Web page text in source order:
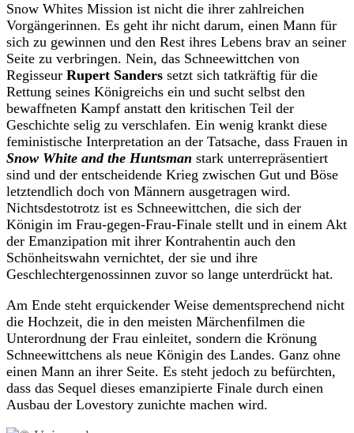
Snow Whites Mission ist nicht die ihrer zahlreichen
Vorgängerinnen. Es geht ihr nicht darum, einen Mann für
sich zu gewinnen und den Rest ihres Lebens brav an seiner
Seite zu verbringen. Nein, das Schneewittchen von
Regisseur Rupert Sanders setzt sich tatkräftig für die
Rettung seines Königreichs ein und sucht selbst den
bewaffneten Kampf anstatt den kritischen Teil der
Geschichte selig zu verschlafen. Ein wenig krankt diese
feministische Interpretation an der Tatsache, dass Frauen in
Snow White and the Huntsman stark unterrepräsentiert
sind und der entscheidende Krieg zwischen Gut und Böse
letztendlich doch von Männern ausgetragen wird.
Nichtsdestotrotz ist es Schneewittchen, die sich der
Königin im Frau-gegen-Frau-Finale stellt und in einem Akt
der Emanzipation mit ihrer Kontrahentin auch den
Schönheitswahn vernichtet, der sie und ihre
Geschlechtergenossinnen zuvor so lange unterdrückt hat.
Am Ende steht erquickender Weise dementsprechend nicht
die Hochzeit, die in den meisten Märchenfilmen die
Unterordnung der Frau einleitet, sondern die Krönung
Schneewittchens als neue Königin des Landes. Ganz ohne
einen Mann an ihrer Seite. Es steht jedoch zu befürchten,
dass das Sequel dieses emanzipierte Finale durch einen
Ausbau der Lovestory zunichte machen wird.